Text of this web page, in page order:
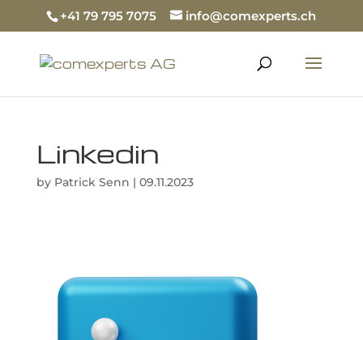
+41 79 795 7075 info@comexperts.ch
Linkedin
by Patrick Senn | 09.11.2023